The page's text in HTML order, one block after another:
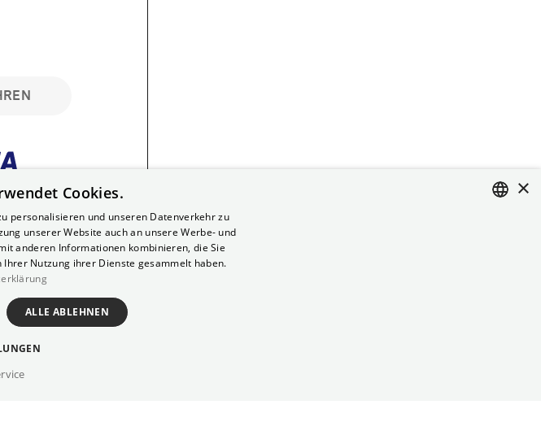
bis zu 90
×
Cookies.
personalisieren und unseren Datenverkehr zu
unserer Website auch an unsere Werbe- und
anderen Informationen kombinieren, die Sie
Nutzung ihrer Dienste gesammelt haben.
ALLE ABLEHNEN